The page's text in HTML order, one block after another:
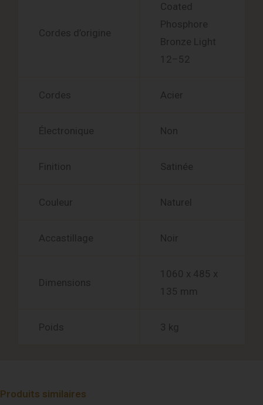
Cordes d’origine
Coated
Phosphore
Bronze Light
12–52
Cordes Acier
Électronique Non
Finition Satinée
Couleur Naturel
Accastillage Noir
Dimensions
1060 x 485 x
135 mm
Poids 3 kg
Produits similaires